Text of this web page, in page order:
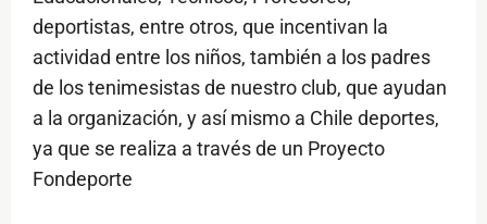
deportistas, entre otros, que incentivan la
actividad entre los niños, también a los padres
de los tenimesistas de nuestro club, que ayudan
a la organización, y así mismo a Chile deportes,
ya que se realiza a través de un Proyecto
Fondeporte